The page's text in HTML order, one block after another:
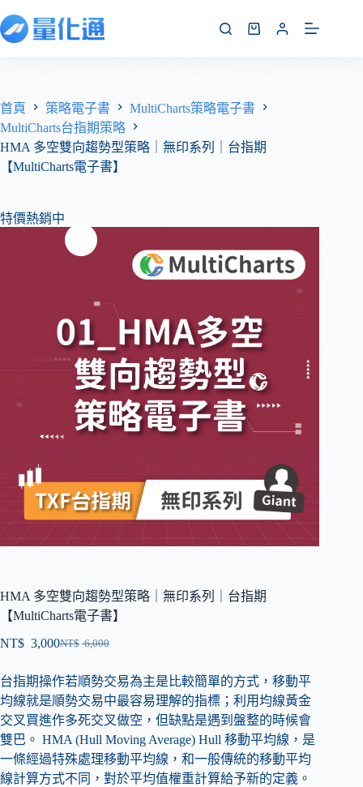
首頁 策略電子書
MultiCharts策略電子書
MultiCharts台指期策略
HMA 多空雙向趨勢型策略｜無印系列｜台指期
【MultiCharts電子書】
特價熱銷中
HMA 多空雙向趨勢型策略｜無印系列｜台指期
【MultiCharts電子書】
NT$ 6,000
NT$ 3,000
台指期操作若順勢交易為主是比較簡單的方式，移動平
均線就是順勢交易中最容易理解的指標；利用均線黃金
交叉買進作多死交叉做空，但缺點是遇到盤整的時候會
雙巴。 HMA (Hull Moving Average) Hull 移動平均線，是
一條經過特殊處理移動平均線，和一般傳統的移動平均
線計算方式不同，對於平均值權重計算給予新的定義。